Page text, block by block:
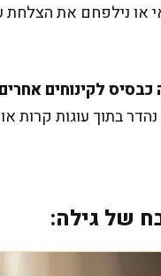
או נילפחם את
בתוך עוגות קרות
של גילה: